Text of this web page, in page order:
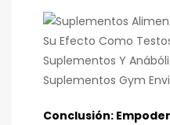
Conclusión: